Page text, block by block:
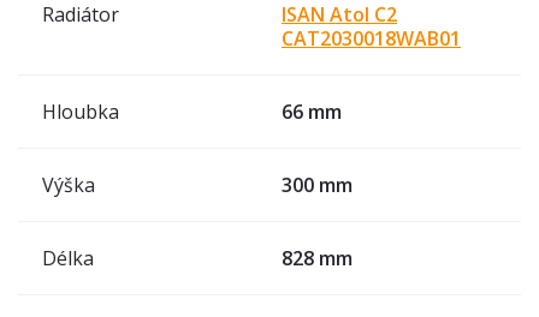
Radiátor
ISAN Atol C2
CAT2030018WAB01
Hloubka 66 mm
Výška 300 mm
Délka 828 mm